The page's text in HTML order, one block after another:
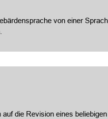
von einer
die Revision eines